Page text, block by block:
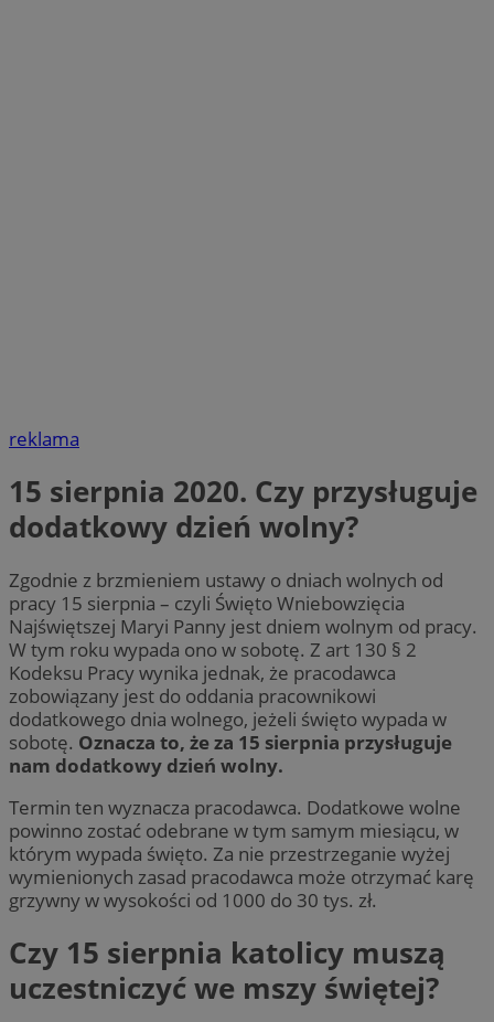
reklama
15 sierpnia 2020. Czy przysługuje
dodatkowy dzień wolny?
Zgodnie z brzmieniem ustawy o dniach wolnych od
pracy 15 sierpnia – czyli Święto Wniebowzięcia
Najświętszej Maryi Panny jest dniem wolnym od pracy.
W tym roku wypada ono w sobotę. Z art 130 § 2
Kodeksu Pracy wynika jednak, że pracodawca
zobowiązany jest do oddania pracownikowi
dodatkowego dnia wolnego, jeżeli święto wypada w
sobotę. Oznacza to, że za 15 sierpnia przysługuje
nam dodatkowy dzień wolny.
Termin ten wyznacza pracodawca. Dodatkowe wolne
powinno zostać odebrane w tym samym miesiącu, w
którym wypada święto. Za nie przestrzeganie wyżej
wymienionych zasad pracodawca może otrzymać karę
grzywny w wysokości od 1000 do 30 tys. zł.
Czy 15 sierpnia katolicy muszą
uczestniczyć we mszy świętej?